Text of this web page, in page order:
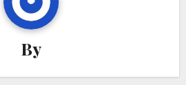
By